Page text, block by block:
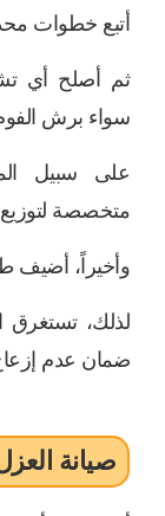
أتبع خطوات
ثم أصلح أي
سواء برش
على سبيل
متخصصة
وأخيراً، أضيف
لذلك، تستغرق
ضمان عدم
صيانة